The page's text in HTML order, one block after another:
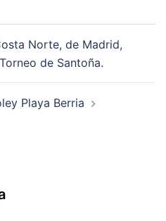
Norte, de Madrid,
de Santoña.
Playa Berria